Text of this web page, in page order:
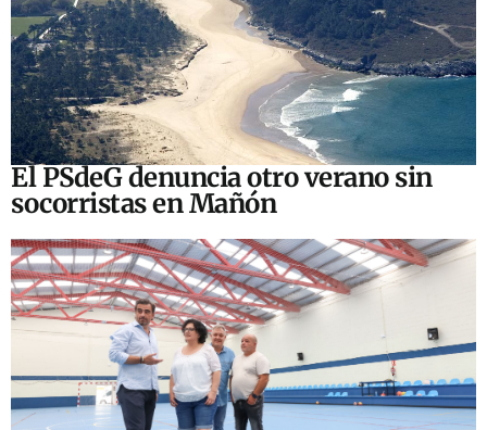
El PSdeG denuncia otro verano sin
socorristas en Mañón